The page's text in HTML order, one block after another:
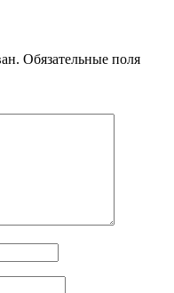
Обязательные поля